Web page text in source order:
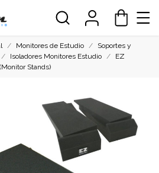
Monitores de Estudio
Soportes y
Isoladores Monitores Estudio
EZ
Stands)